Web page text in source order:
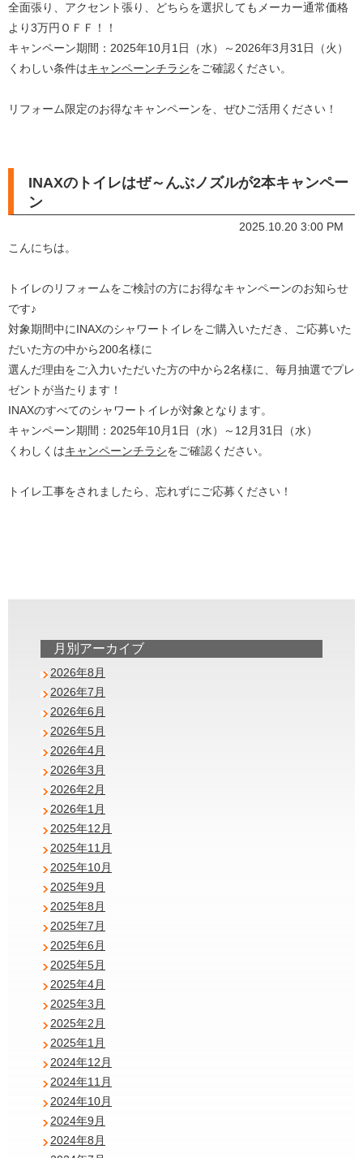
全面張り、アクセント張り、どちらを選択してもメーカー通常価格
より3万円ＯＦＦ！！
キャンペーン期間：2025年10月1日（水）～2026年3月31日（火）
くわしい条件はキャンペーンチラシをご確認ください。
リフォーム限定のお得なキャンペーンを、ぜひご活用ください！
INAXのトイレはぜ～んぶノズルが2本キャンペー
ン
2025.10.20 3:00 PM
こんにちは。
トイレのリフォームをご検討の方にお得なキャンペーンのお知らせ
です♪
対象期間中にINAXのシャワートイレをご購入いただき、ご応募いた
だいた方の中から200名様に
選んだ理由をご入力いただいた方の中から2名様に、毎月抽選でプレ
ゼントが当たります！
INAXのすべてのシャワートイレが対象となります。
キャンペーン期間：2025年10月1日（水）～12月31日（水）
くわしくはキャンペーンチラシをご確認ください。
トイレ工事をされましたら、忘れずにご応募ください！
月別アーカイブ
2026年8月
2026年7月
2026年6月
2026年5月
2026年4月
2026年3月
2026年2月
2026年1月
2025年12月
2025年11月
2025年10月
2025年9月
2025年8月
2025年7月
2025年6月
2025年5月
2025年4月
2025年3月
2025年2月
2025年1月
2024年12月
2024年11月
2024年10月
2024年9月
2024年8月